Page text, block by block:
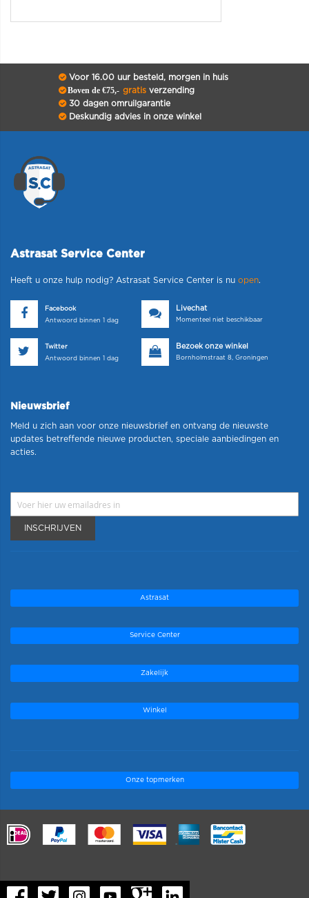
Voor 16.00 uur besteld, morgen in huis
Boven de €75,- gratisverzending
30 dagen omruilgarantie
Deskundig advies in onze winkel
Astrasat Service Center
Heeft u onze hulp nodig? Astrasat Service Center is nu open.
Facebook
Antwoord binnen 1 dag
Livechat
Momenteel niet beschikbaar
Twitter
Antwoord binnen 1 dag
Bezoek onze winkel
Bornholmstraat 8, Groningen
Nieuwsbrief
Meld u zich aan voor onze nieuwsbrief en ontvang de nieuwste
updates betreffende nieuwe producten, speciale aanbiedingen en
acties.
INSCHRIJVEN
Astrasat
Service Center
Zakelijk
Winkel
Onze topmerken
.